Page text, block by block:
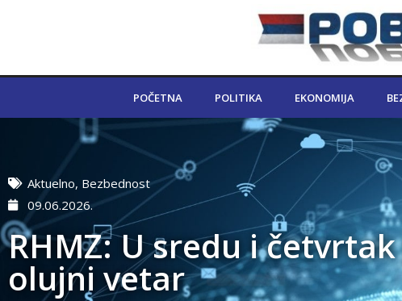
POČETNA POLITIKA EKONOMIJA
Aktuelno, Bezbednost
09.06.2026.
RHMZ: U sredu i
olujni vetar